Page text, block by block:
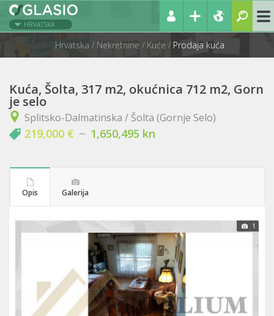
HRVATSKA
Hrvatska Nekretnine Kuće Prodaja kuća
Kuća, Šolta, 317 m2, okućnica 712 m2, Gorn
je selo
Splitsko-Dalmatinska / Šolta (Gornje Selo)
219,000 € ~ 1,650,495 kn
Opis Galerija
1